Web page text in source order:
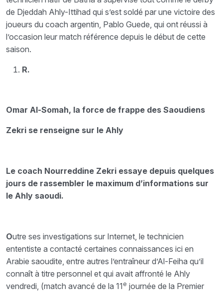
de Djeddah Ahly-Ittihad qui s’est soldé par une victoire des
joueurs du coach argentin, Pablo Guede, qui ont réussi à
l’occasion leur match référence depuis le début de cette
saison.
R.
Omar Al-Somah, la force de frappe des Saoudiens
Zekri se renseigne sur le Ahly
Le coach Nourreddine Zekri essaye depuis quelques
jours de rassembler le maximum d’informations sur
le Ahly saoudi.
Outre ses investigations sur Internet, le technicien
ententiste a contacté certaines connaissances ici en
Arabie saoudite, entre autres l’entraîneur d’Al-Feiha qu’il
connaît à titre personnel et qui avait affronté le Ahly
vendredi, (match avancé de la 11 e journée de la Premier